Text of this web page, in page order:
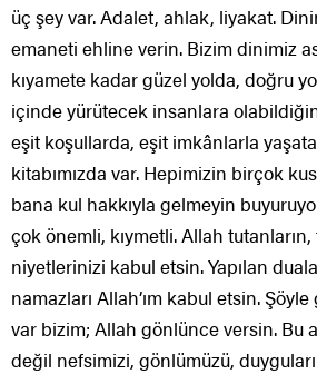
üç şey var. Adalet, ahlak, liyakat.
emaneti ehline verin. Bizim dinimiz
kıyamete kadar güzel yolda, doğru
içinde yürütecek insanlara
eşit koşullarda, eşit imkânlarla
kitabımızda var. Hepimizin birçok
bana kul hakkıyla gelmeyin
çok önemli, kıymetli. Allah
niyetlerinizi kabul etsin. Yapılan
namazları Allah’ım kabul etsin.
var bizim; Allah gönlünce versin. Bu
değil nefsimizi, gönlümüzü,